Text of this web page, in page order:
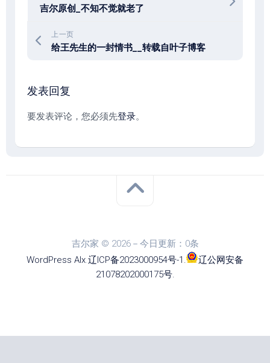
吉尔原创_不知不觉就老了
上一页
给王先生的一封情书__转载自叶子博客
发表回复
要发表评论，您必须先登录。
吉尔家 © 2026－今日更新：0条
WordPress Alx.辽ICP备2023000954号-1 .
辽公网安备
21078202000175号.